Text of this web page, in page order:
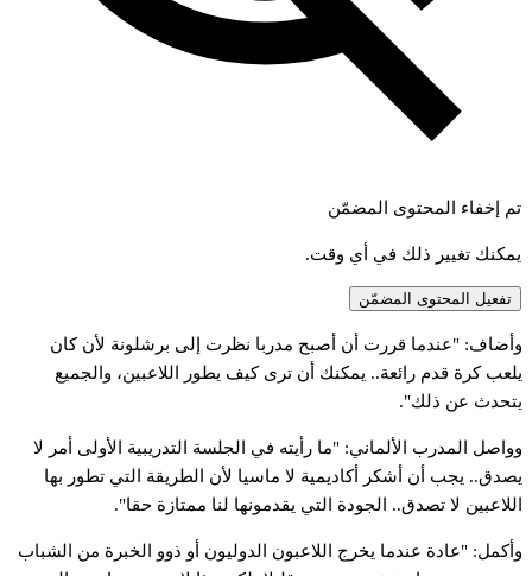
تم إخفاء المحتوى المضمّن
يمكنك تغيير ذلك في أي وقت.
تفعيل المحتوى المضمّن
وأضاف: "عندما قررت أن أصبح مدربا نظرت إلى برشلونة لأن كان
يلعب كرة قدم رائعة.. يمكنك أن ترى كيف يطور اللاعبين، والجميع
يتحدث عن ذلك".
وواصل المدرب الألماني: "ما رأيته في الجلسة التدريبية الأولى أمر لا
يصدق.. يجب أن أشكر أكاديمية لا ماسيا لأن الطريقة التي تطور بها
اللاعبين لا تصدق.. الجودة التي يقدمونها لنا ممتازة حقا".
وأكمل: "عادة عندما يخرج اللاعبون الدوليون أو ذوو الخبرة من الشباب